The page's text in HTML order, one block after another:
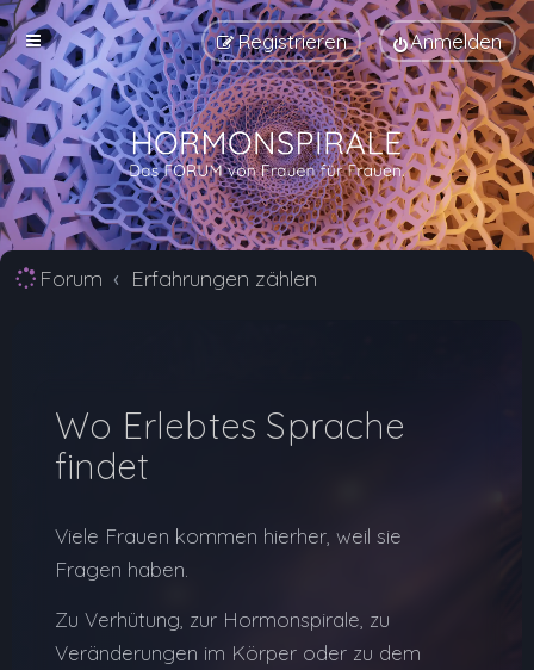
Anmelden
Registrieren
Forum Erfahrungen zählen
Wo Erlebtes Sprache
findet
Viele Frauen kommen hierher, weil sie
Fragen haben.
Zu Verhütung, zur Hormonspirale, zu
Veränderungen im Körper oder zu dem